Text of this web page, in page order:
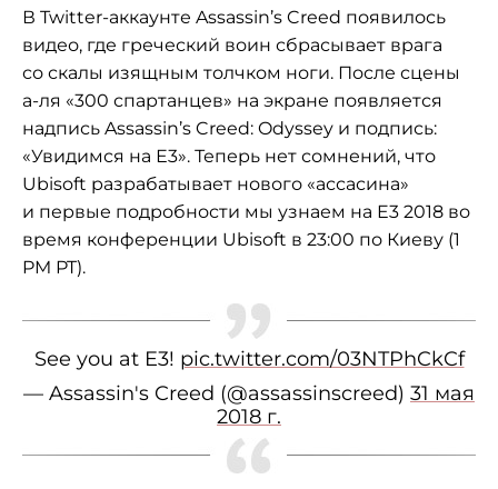
В Twitter-аккаунте Assassin’s Creed появилось
видео, где греческий воин сбрасывает врага
со скалы изящным толчком ноги. После сцены
а-ля «300 спартанцев» на экране появляется
надпись Assassin’s Creed: Odyssey и подпись:
«Увидимся на Е3». Теперь нет сомнений, что
Ubisoft разрабатывает нового «ассасина»
и первые подробности мы узнаем на E3 2018 во
время конференции Ubisoft в 23:00 по Киеву (1
PM PT).
See you at E3! pic.twitter.com/03NTPhCkCf
— Assassin's Creed (@assassinscreed) 31 мая
2018 г.